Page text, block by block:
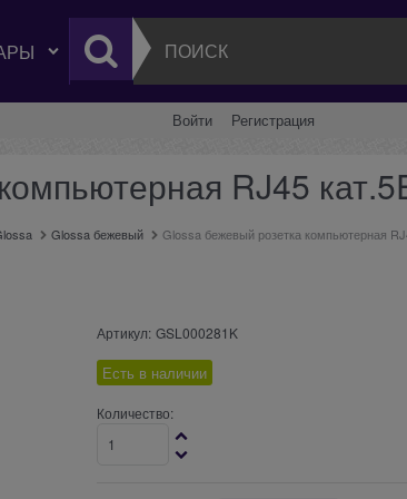
Войти Регистрация
RJ45
Glossa бежевый Glossa бежевый розетка компьютерная
Артикул: GSL000281K
Есть в наличии
Количество: